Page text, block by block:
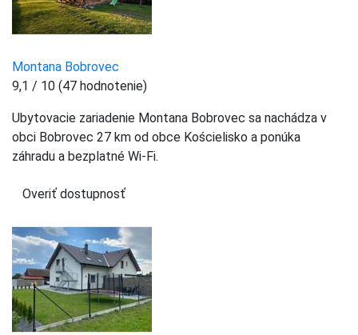
Montana Bobrovec
9,1 / 10 (47 hodnotenie)
Ubytovacie zariadenie Montana Bobrovec sa nachádza v
obci Bobrovec 27 km od obce Kościelisko a ponúka
záhradu a bezplatné Wi-Fi.
Overiť dostupnosť